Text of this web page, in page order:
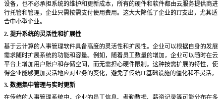
设备，也不必承担系统的维护和更新成本，所有的硬件和软件都由云服务提供商进
行托管和管理，企业只需按需支付使用费用。这大大降低了企业的IT支出，尤其适
合中小型企业。
2. 提升系统的灵活性和扩展性
基于云计算的人事管理软件具备高度的灵活性和扩展性。企业可以根据自身的发展
需求随时扩展系统的功能和容量。例如，随着员工数量的增加，企业可以随时在云
平台上增加用户账户和存储空间，而无需担心硬件限制。这种按需扩展的特性，使
得企业能够更加灵活地应对业务的变化，避免了传统IT基础设施的僵化和不灵活。
3. 数据集中管理与实时更新
在传统的人事管理系统中，企业的员工信息、考勤数据、薪资记录等可能分布在多